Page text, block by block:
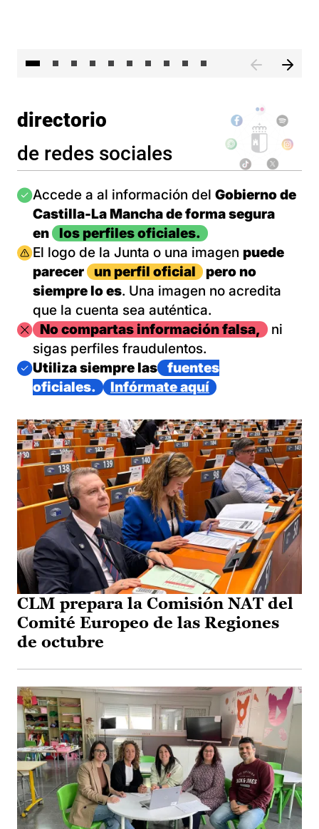
directorio
de redes sociales
Imagen
Accede a al información del Gobierno de
Castilla-La Mancha de forma segura
en
los perfiles oficiales.
Imagen
El logo de la Junta o una imagen puede
parecer
un perfil oficial
pero no
siempre lo es. Una imagen no acredita
que la cuenta sea auténtica.
ImagenNo compartas información falsa,
ni
sigas perfiles fraudulentos.
Imagen
Utiliza siempre las
fuentes
oficiales.
Infórmate aquí
CLM prepara la Comisión NAT del
Comité Europeo de las Regiones
de octubre